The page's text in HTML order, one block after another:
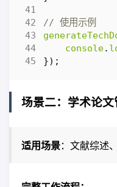
console.
});
场景二：学术论文
适用场景：文献综述